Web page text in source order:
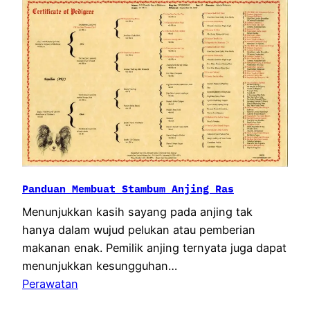
Panduan Membuat Stambum Anjing Ras
Menunjukkan kasih sayang pada anjing tak
hanya dalam wujud pelukan atau pemberian
makanan enak. Pemilik anjing ternyata juga dapat
menunjukkan kesungguhan…
Perawatan